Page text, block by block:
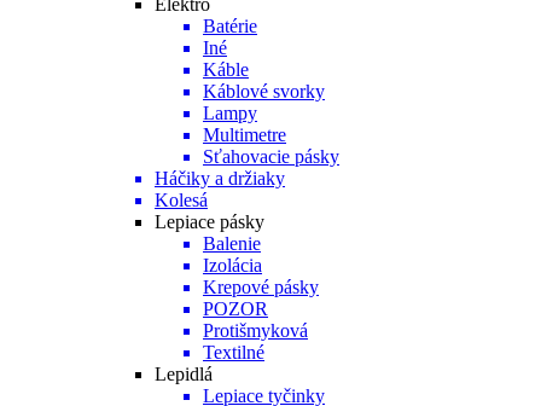
Elektro
Batérie
Iné
Káble
Káblové svorky
Lampy
Multimetre
Sťahovacie pásky
Háčiky a držiaky
Kolesá
Lepiace pásky
Balenie
Izolácia
Krepové pásky
POZOR
Protišmyková
Textilné
Lepidlá
Lepiace tyčinky